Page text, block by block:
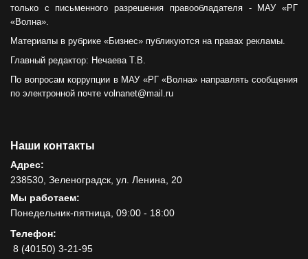
только с письменного разрешения правообладателя - МАУ «РГ
«Волна».
Материалы в рубрике «Бизнес» публикуются на правах рекламы.
Главный редактор: Нечаева Т.В.
По вопросам коррупции в МАУ «РГ «Волна» направлять сообщения
по электронной почте volnanet@mail.ru
Наши контакты
Адрес:
238530, Зеленоградск, ул. Ленина, 20
Мы работаем:
Понедельник-пятница, 09:00 - 18:00
Телефон:
8 (40150) 3-21-95